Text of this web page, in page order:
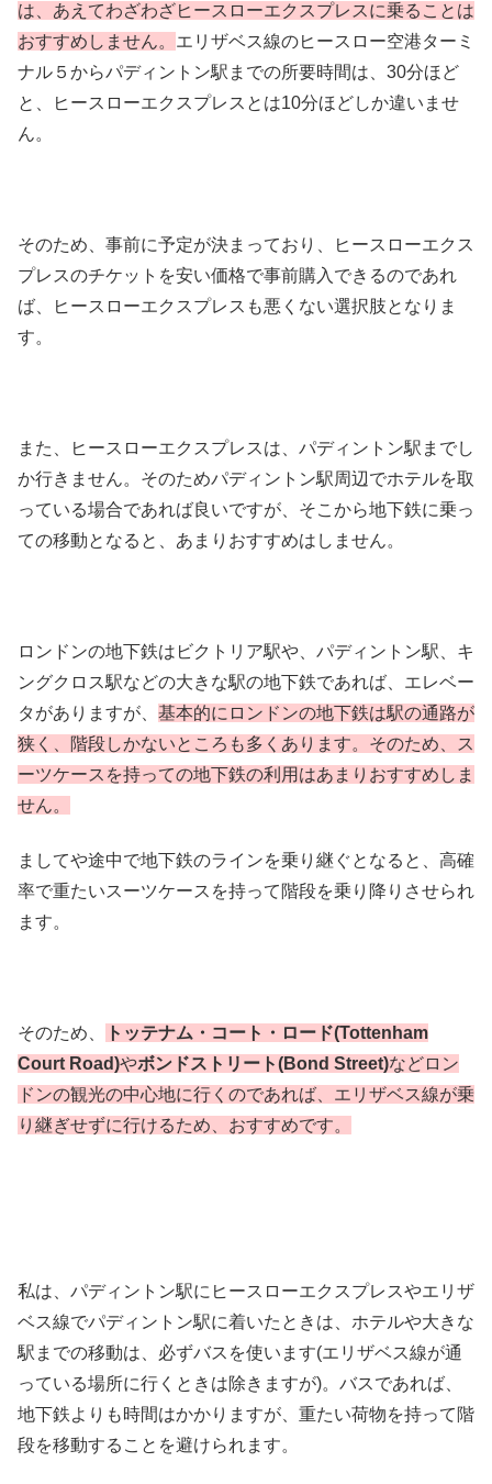
は、あえてわざわざヒースローエクスプレスに乗ることは
おすすめしません。 エリザベス線のヒースロー空港ターミ
ナル５からパディントン駅までの所要時間は、30分ほど
と、ヒースローエクスプレスとは10分ほどしか違いませ
ん。
そのため、事前に予定が決まっており、ヒースローエクス
プレスのチケットを安い価格で事前購入できるのであれ
ば、ヒースローエクスプレスも悪くない選択肢となりま
す。
また、ヒースローエクスプレスは、パディントン駅までし
か行きません。そのためパディントン駅周辺でホテルを取
っている場合であれば良いですが、そこから地下鉄に乗っ
ての移動となると、あまりおすすめはしません。
ロンドンの地下鉄はビクトリア駅や、パディントン駅、キ
ングクロス駅などの大きな駅の地下鉄であれば、エレベー
タがありますが、 基本的にロンドンの地下鉄は駅の通路が
狭く、階段しかないところも多くあります。そのため、ス
ーツケースを持っての地下鉄の利用はあまりおすすめしま
せん。
ましてや途中で地下鉄のラインを乗り継ぐとなると、高確
率で重たいスーツケースを持って階段を乗り降りさせられ
ます。
そのため、
トッテナム・コート・ロード(Tottenham
Court Road)やボンドストリート(Bond Street)などロン
ドンの観光の中心地に行くのであれば、エリザベス線が乗
り継ぎせずに行けるため、おすすめです。
私は、パディントン駅にヒースローエクスプレスやエリザ
ベス線でパディントン駅に着いたときは、ホテルや大きな
駅までの移動は、必ずバスを使います(エリザベス線が通
っている場所に行くときは除きますが)。バスであれば、
地下鉄よりも時間はかかりますが、重たい荷物を持って階
段を移動することを避けられます。